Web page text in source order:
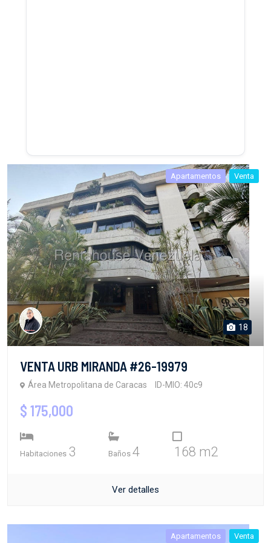
Apartamentos Venta
18
VENTA URB MIRANDA #26-19979
Área Metropolitana de Caracas ID-MIO: 40c9
$ 175,000
Habitaciones 3 Baños 4 168 m2
Ver detalles
Apartamentos Venta